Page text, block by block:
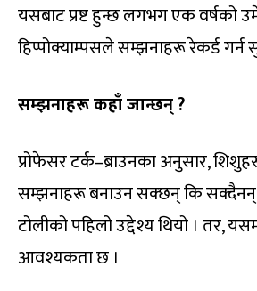
यसबाट प्रष्ट हुन्छ लगभग एक वर्षको
हिप्पोक्याम्पसले सम्झनाहरू रेकर्ड गर्न
सम्झनाहरू कहाँ जान्छन् ?
प्रोफेसर टर्क–ब्राउनका अनुसार,
सम्झनाहरू बनाउन सक्छन् कि सक्दैनन्
टोलीको पहिलो उद्देश्य थियो । तर,
आवश्यकता छ ।